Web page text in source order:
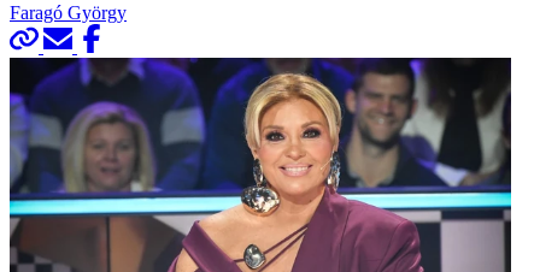
Faragó György